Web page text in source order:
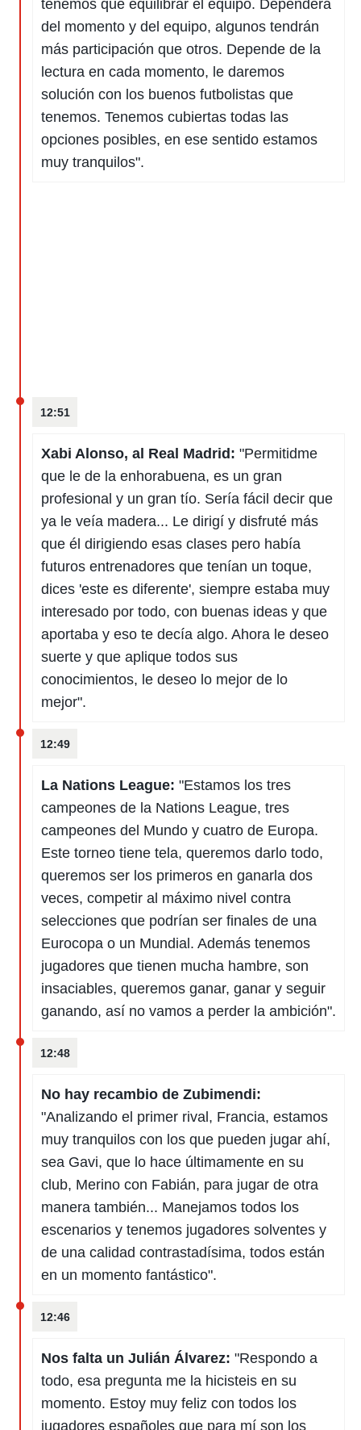
tenemos que equilibrar el equipo. Dependerá
del momento y del equipo, algunos tendrán
más participación que otros. Depende de la
lectura en cada momento, le daremos
solución con los buenos futbolistas que
tenemos. Tenemos cubiertas todas las
opciones posibles, en ese sentido estamos
muy tranquilos".
12:51
Xabi Alonso, al Real Madrid: "Permitidme
que le de la enhorabuena, es un gran
profesional y un gran tío. Sería fácil decir que
ya le veía madera... Le dirigí y disfruté más
que él dirigiendo esas clases pero había
futuros entrenadores que tenían un toque,
dices 'este es diferente', siempre estaba muy
interesado por todo, con buenas ideas y que
aportaba y eso te decía algo. Ahora le deseo
suerte y que aplique todos sus
conocimientos, le deseo lo mejor de lo
mejor".
12:49
La Nations League: "Estamos los tres
campeones de la Nations League, tres
campeones del Mundo y cuatro de Europa.
Este torneo tiene tela, queremos darlo todo,
queremos ser los primeros en ganarla dos
veces, competir al máximo nivel contra
selecciones que podrían ser finales de una
Eurocopa o un Mundial. Además tenemos
jugadores que tienen mucha hambre, son
insaciables, queremos ganar, ganar y seguir
ganando, así no vamos a perder la ambición".
12:48
No hay recambio de Zubimendi:
"Analizando el primer rival, Francia, estamos
muy tranquilos con los que pueden jugar ahí,
sea Gavi, que lo hace últimamente en su
club, Merino con Fabián, para jugar de otra
manera también... Manejamos todos los
escenarios y tenemos jugadores solventes y
de una calidad contrastadísima, todos están
en un momento fantástico".
12:46
Nos falta un Julián Álvarez: "Respondo a
todo, esa pregunta me la hicisteis en su
momento. Estoy muy feliz con todos los
jugadores españoles que para mí son los